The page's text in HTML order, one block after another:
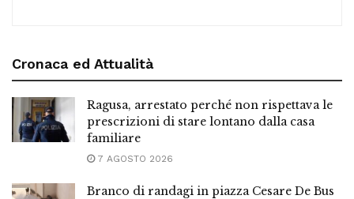
Cronaca ed Attualità
Ragusa, arrestato perché non rispettava le
prescrizioni di stare lontano dalla casa
familiare
7 AGOSTO 2026
Branco di randagi in piazza Cesare De Bus